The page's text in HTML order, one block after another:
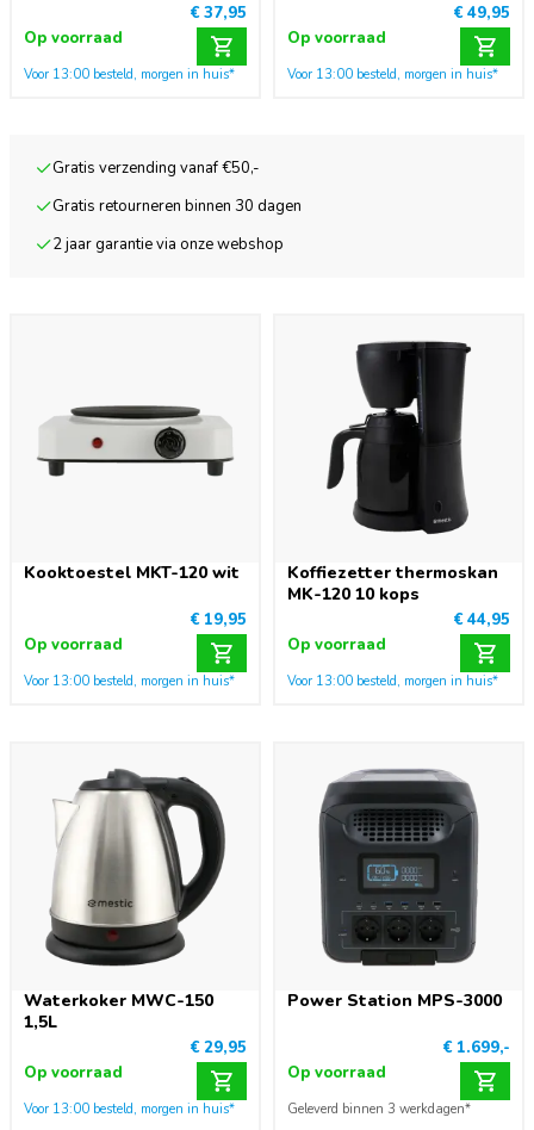
€ 37,95
Op voorraad
Voor 13:00 besteld, morgen in huis*
€ 49,95
Op voorraad
Voor 13:00 besteld, morgen in huis*
Gratis verzending vanaf €50,-
Gratis retourneren binnen 30 dagen
2 jaar garantie via onze webshop
Kooktoestel MKT-120 wit
€ 19,95
Op voorraad
Voor 13:00 besteld, morgen in huis*
Koffiezetter thermoskan
MK-120 10 kops
€ 44,95
Op voorraad
Voor 13:00 besteld, morgen in huis*
Waterkoker MWC-150
1,5L
€ 29,95
Op voorraad
Voor 13:00 besteld, morgen in huis*
Power Station MPS-3000
€ 1.699,-
Op voorraad
Geleverd binnen 3 werkdagen*